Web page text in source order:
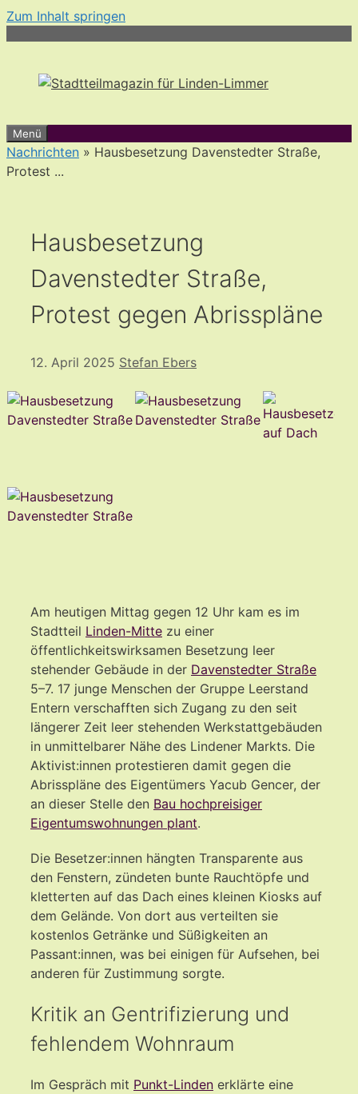
Zum Inhalt springen
Menü
Nachrichten » Hausbesetzung Davenstedter Straße,
Protest ...
Hausbesetzung
Davenstedter Straße,
Protest gegen Abrisspläne
12. April 2025 Stefan Ebers
Am heutigen Mittag gegen 12 Uhr kam es im
Stadtteil Linden-Mitte zu einer
öffentlichkeitswirksamen Besetzung leer
stehender Gebäude in der Davenstedter Straße
5–7. 17 junge Menschen der Gruppe Leerstand
Entern verschafften sich Zugang zu den seit
längerer Zeit leer stehenden Werkstattgebäuden
in unmittelbarer Nähe des Lindener Markts. Die
Aktivist:innen protestieren damit gegen die
Abrisspläne des Eigentümers Yacub Gencer, der
an dieser Stelle den Bau hochpreisiger
Eigentumswohnungen plant.
Die Besetzer:innen hängten Transparente aus
den Fenstern, zündeten bunte Rauchtöpfe und
kletterten auf das Dach eines kleinen Kiosks auf
dem Gelände. Von dort aus verteilten sie
kostenlos Getränke und Süßigkeiten an
Passant:innen, was bei einigen für Aufsehen, bei
anderen für Zustimmung sorgte.
Kritik an Gentrifizierung und
fehlendem Wohnraum
Im Gespräch mit Punkt-Linden erklärte eine